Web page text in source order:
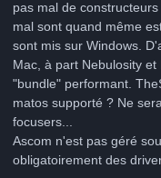
pas mal de
mal sont quand même
sont mis sur Windows.
Mac, à part Nebulosity
"bundle" performant.
matos supporté ? Ne
focusers...
Ascom n'est pas géré
obligatoirement des